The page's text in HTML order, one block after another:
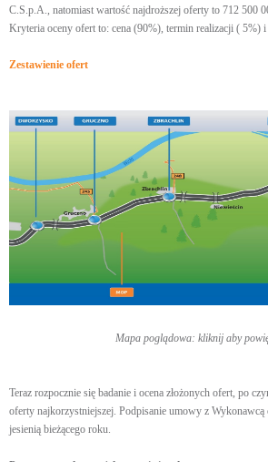
C.S.p.A., natomiast wartość najdroższej oferty to 712 500
Kryteria oceny ofert to: cena (90%), termin realizacji ( 5%)
Zestawienie ofert
Mapa poglądowa: kliknij aby
Teraz rozpocznie się badanie i ocena złożonych ofert, po
oferty najkorzystniejszej. Podpisanie umowy z Wykonawcą
jesienią bieżącego roku.